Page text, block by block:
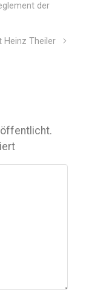
der
Heinz Theiler